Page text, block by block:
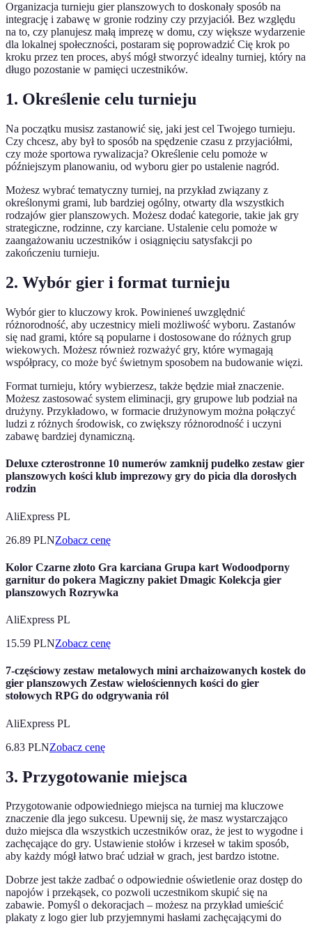
Organizacja turnieju gier planszowych to doskonały sposób na
integrację i zabawę w gronie rodziny czy przyjaciół. Bez względu
na to, czy planujesz małą imprezę w domu, czy większe wydarzenie
dla lokalnej społeczności, postaram się poprowadzić Cię krok po
kroku przez ten proces, abyś mógł stworzyć idealny turniej, który na
długo pozostanie w pamięci uczestników.
1. Określenie celu turnieju
Na początku musisz zastanowić się, jaki jest cel Twojego turnieju.
Czy chcesz, aby był to sposób na spędzenie czasu z przyjaciółmi,
czy może sportowa rywalizacja? Określenie celu pomoże w
późniejszym planowaniu, od wyboru gier po ustalenie nagród.
Możesz wybrać tematyczny turniej, na przykład związany z
określonymi grami, lub bardziej ogólny, otwarty dla wszystkich
rodzajów gier planszowych. Możesz dodać kategorie, takie jak gry
strategiczne, rodzinne, czy karciane. Ustalenie celu pomoże w
zaangażowaniu uczestników i osiągnięciu satysfakcji po
zakończeniu turnieju.
2. Wybór gier i format turnieju
Wybór gier to kluczowy krok. Powinieneś uwzględnić
różnorodność, aby uczestnicy mieli możliwość wyboru. Zastanów
się nad grami, które są popularne i dostosowane do różnych grup
wiekowych. Możesz również rozważyć gry, które wymagają
współpracy, co może być świetnym sposobem na budowanie więzi.
Format turnieju, który wybierzesz, także będzie miał znaczenie.
Możesz zastosować system eliminacji, gry grupowe lub podział na
drużyny. Przykładowo, w formacie drużynowym można połączyć
ludzi z różnych środowisk, co zwiększy różnorodność i uczyni
zabawę bardziej dynamiczną.
Deluxe czterostronne 10 numerów zamknij pudełko zestaw gier
planszowych kości klub imprezowy gry do picia dla dorosłych
rodzin
AliExpress PL
26.89 PLNZobacz cenę
Kolor Czarne złoto Gra karciana Grupa kart Wodoodporny
garnitur do pokera Magiczny pakiet Dmagic Kolekcja gier
planszowych Rozrywka
AliExpress PL
15.59 PLNZobacz cenę
7-częściowy zestaw metalowych mini archaizowanych kostek do
gier planszowych Zestaw wielościennych kości do gier
stołowych RPG do odgrywania ról
AliExpress PL
6.83 PLNZobacz cenę
3. Przygotowanie miejsca
Przygotowanie odpowiedniego miejsca na turniej ma kluczowe
znaczenie dla jego sukcesu. Upewnij się, że masz wystarczająco
dużo miejsca dla wszystkich uczestników oraz, że jest to wygodne i
zachęcające do gry. Ustawienie stołów i krzeseł w takim sposób,
aby każdy mógł łatwo brać udział w grach, jest bardzo istotne.
Dobrze jest także zadbać o odpowiednie oświetlenie oraz dostęp do
napojów i przekąsek, co pozwoli uczestnikom skupić się na
zabawie. Pomyśl o dekoracjach – możesz na przykład umieścić
plakaty z logo gier lub przyjemnymi hasłami zachęcającymi do